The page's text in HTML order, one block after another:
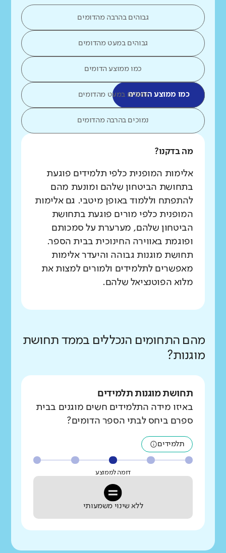
גבוהים בהרבה מהדומים
גבוהים במעט מהדומים
כמו ממוצע הדומים
כמו ממוצע הדומיםנמוכים במעט מהדומים
נמוכים בהרבה מהדומים
מה בדקנו?
אלימות המופנית כלפי תלמידים פוגעת
בתחושת הביטחון שלהם ומונעת מהם
להתפתח וללמוד באופן מיטבי. גם אלימות
המופנית כלפי מורים פוגעת בתחושת
הביטחון שלהם, מערערת על סמכותם
ופוגמת באווירה החינוכית בבית הספר.
תחושת מוגנות גבוהה והיעדר אלימות
מאפשרים לתלמידים ולמורים למצות את
מלוא הפוטנציאל שלהם.
מהם התחומים הנכללים בממד תחושת
מוגנות?
תחושת מוגנות תלמידים
באיזו מידה התלמידים חשים מוגנים בבית
ספרם ביחס לבתי הספר הדומים?
תלמידים
דומה לממוצע
ללא שינוי משמעותי